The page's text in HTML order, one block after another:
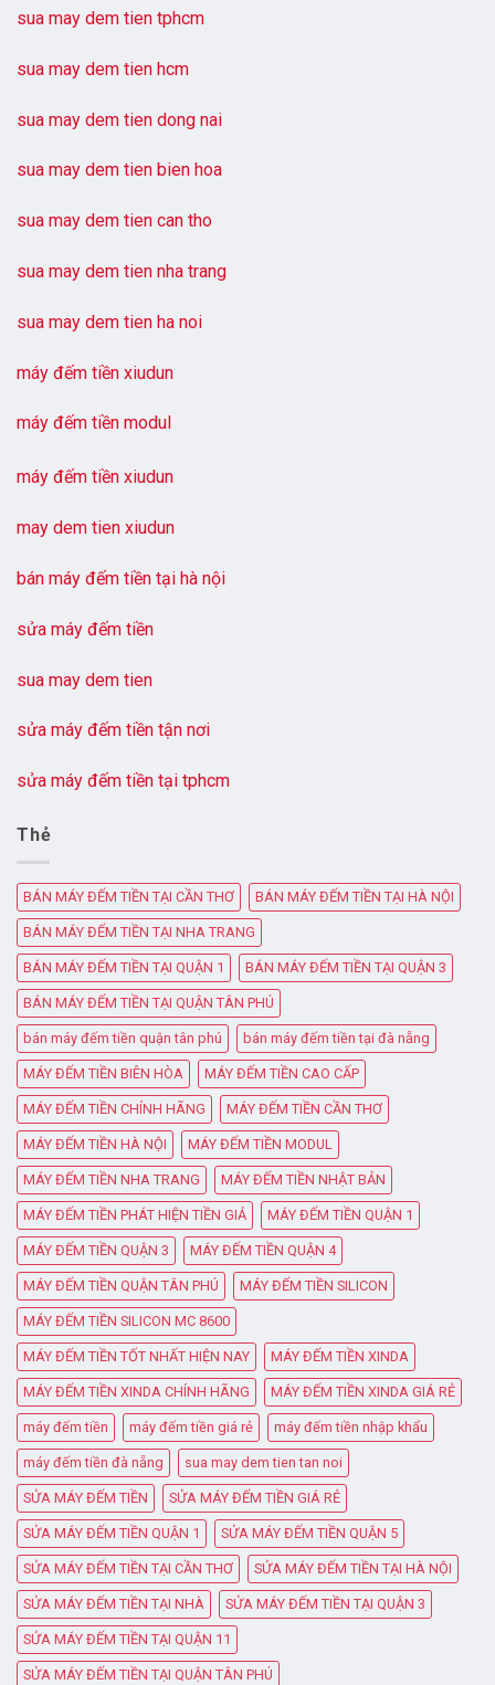
sua may dem tien tphcm
sua may dem tien hcm
sua may dem tien dong nai
sua may dem tien bien hoa
sua may dem tien can tho
sua may dem tien nha trang
sua may dem tien ha noi
máy đếm tiền xiudun
máy đếm tiền modul
máy đếm tiền xiudun
may dem tien xiudun
bán máy đếm tiền tại hà nội
sửa máy đếm tiền
sua may dem tien
sửa máy đếm tiền tận nơi
sửa máy đếm tiền tại tphcm
Thẻ
BÁN MÁY ĐẾM TIỀN TẠI CẦN THƠ BÁN MÁY ĐẾM TIỀN TẠI HÀ NỘI
BÁN MÁY ĐẾM TIỀN TẠI NHA TRANG
BÁN MÁY ĐẾM TIỀN TẠI QUẬN 1 BÁN MÁY ĐẾM TIỀN TẠI QUẬN 3
BÁN MÁY ĐẾM TIỀN TẠI QUẬN TÂN PHÚ
bán máy đếm tiền quận tân phú bán máy đếm tiền tại đà nẵng
MÁY ĐẾM TIỀN BIÊN HÒA MÁY ĐẾM TIỀN CAO CẤP
MÁY ĐẾM TIỀN CHÍNH HÃNG MÁY ĐẾM TIỀN CẦN THƠ
MÁY ĐẾM TIỀN HÀ NỘI MÁY ĐẾM TIỀN MODUL
MÁY ĐẾM TIỀN NHA TRANG MÁY ĐẾM TIỀN NHẬT BẢN
MÁY ĐẾM TIỀN PHÁT HIỆN TIỀN GIẢ MÁY ĐẾM TIỀN QUẬN 1
MÁY ĐẾM TIỀN QUẬN 3 MÁY ĐẾM TIỀN QUẬN 4
MÁY ĐẾM TIỀN QUẬN TÂN PHÚ MÁY ĐẾM TIỀN SILICON
MÁY ĐẾM TIỀN SILICON MC 8600
MÁY ĐẾM TIỀN TỐT NHẤT HIỆN NAY MÁY ĐẾM TIỀN XINDA
MÁY ĐẾM TIỀN XINDA CHÍNH HÃNG MÁY ĐẾM TIỀN XINDA GIÁ RẺ
máy đếm tiền máy đếm tiền giá rẻ máy đếm tiền nhập khẩu
máy đếm tiền đà nẵng sua may dem tien tan noi
SỬA MÁY ĐẾM TIỀN SỬA MÁY ĐẾM TIỀN GIÁ RẺ
SỬA MÁY ĐẾM TIỀN QUẬN 1 SỬA MÁY ĐẾM TIỀN QUẬN 5
SỬA MÁY ĐẾM TIỀN TẠI CẦN THƠ SỬA MÁY ĐẾM TIỀN TẠI HÀ NỘI
SỬA MÁY ĐẾM TIỀN TẠI NHÀ SỬA MÁY ĐẾM TIỀN TẠI QUẬN 3
SỬA MÁY ĐẾM TIỀN TẠI QUẬN 11
SỬA MÁY ĐẾM TIỀN TẠI QUẬN TÂN PHÚ